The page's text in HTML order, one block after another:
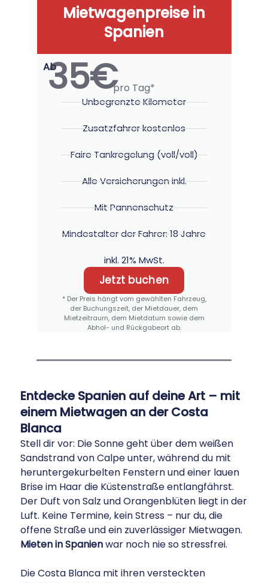
Mietwagenpreise in
Spanien
Ab
35€pro Tag*
Unbegrenzte Kilometer
Zusatzfahrer kostenlos
Faire Tankregelung (voll/voll)
Alle Versicherungen inkl.
Mit Pannenschutz
Mindestalter der Fahrer: 18 Jahre
inkl. 21% MwSt.
Jetzt buchen
* Der Preis hängt vom gewählten Fahrzeug,
der Buchungszeit, der Mietdauer, dem
Mietzeitraum, dem Mietdatum sowie dem
Abhol- und Rückgabeort ab.
Entdecke Spanien auf deine Art – mit
einem Mietwagen an der Costa
Blanca
Stell dir vor: Die Sonne geht über dem weißen
Sandstrand von Calpe unter, während du mit
heruntergekurbelten Fenstern und einer lauen
Brise im Haar die Küstenstraße entlangfährst.
Der Duft von Salz und Orangenblüten liegt in der
Luft. Keine Termine, kein Stress – nur du, die
offene Straße und ein zuverlässiger Mietwagen.
Mieten in Spanienwar noch nie so stressfrei.
Die Costa Blanca mit ihren versteckten